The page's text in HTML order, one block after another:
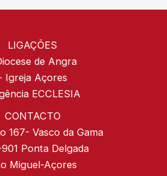
LIGAÇÕES
de Angra
Igreja Açores
ECCLESIA
CONTACTO
167- Vasco da Gama
Ponta Delgada
Miguel-Açores